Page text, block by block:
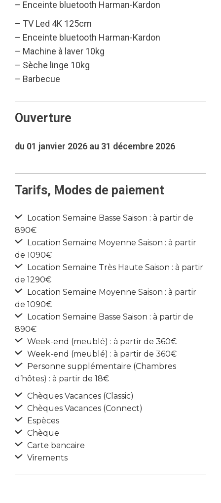
– Enceinte bluetooth Harman-Kardon
– TV Led 4K 125cm
– Enceinte bluetooth Harman-Kardon
– Machine à laver 10kg
– Sèche linge 10kg
– Barbecue
Ouverture
du 01 janvier 2026 au 31 décembre 2026
Tarifs, Modes de paiement
Location Semaine Basse Saison : à partir de
890€
Location Semaine Moyenne Saison : à partir
de 1090€
Location Semaine Très Haute Saison : à partir
de 1290€
Location Semaine Moyenne Saison : à partir
de 1090€
Location Semaine Basse Saison : à partir de
890€
Week-end (meublé) : à partir de 360€
Week-end (meublé) : à partir de 360€
Personne supplémentaire (Chambres
d’hôtes) : à partir de 18€
Chèques Vacances (Classic)
Chèques Vacances (Connect)
Espèces
Chèque
Carte bancaire
Virements